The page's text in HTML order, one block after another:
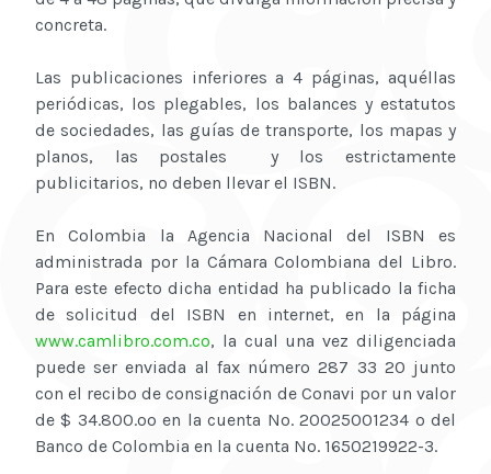
concreta.
Las publicaciones inferiores a 4 páginas, aquéllas
periódicas, los plegables, los balances y estatutos
de sociedades, las guías de transporte, los mapas y
planos, las postales y los estrictamente
publicitarios, no deben llevar el ISBN.
En Colombia la Agencia Nacional del ISBN es
administrada por la Cámara Colombiana del Libro.
Para este efecto dicha entidad ha publicado la ficha
de solicitud del ISBN en internet, en la página
www.camlibro.com.co, la cual una vez diligenciada
puede ser enviada al fax número 287 33 20 junto
con el recibo de consignación de Conavi por un valor
de $ 34.800.oo en la cuenta No. 20025001234 o del
Banco de Colombia en la cuenta No. 1650219922-3.